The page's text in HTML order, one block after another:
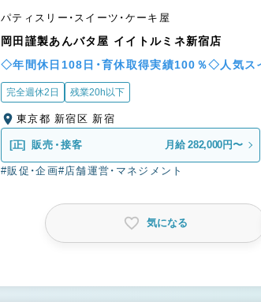
パティスリー・スイーツ・ケーキ屋
岡田謹製あんバタ屋 イイトルミネ新宿店
◇年間休日108日・育休取得実績100％◇人気ス
完全週休2日 残業20h以下
東京都 新宿区 新宿
[正] 販売・接客 月給 282,000円〜
#販促・企画#店舗運営・マネジメント
気になる